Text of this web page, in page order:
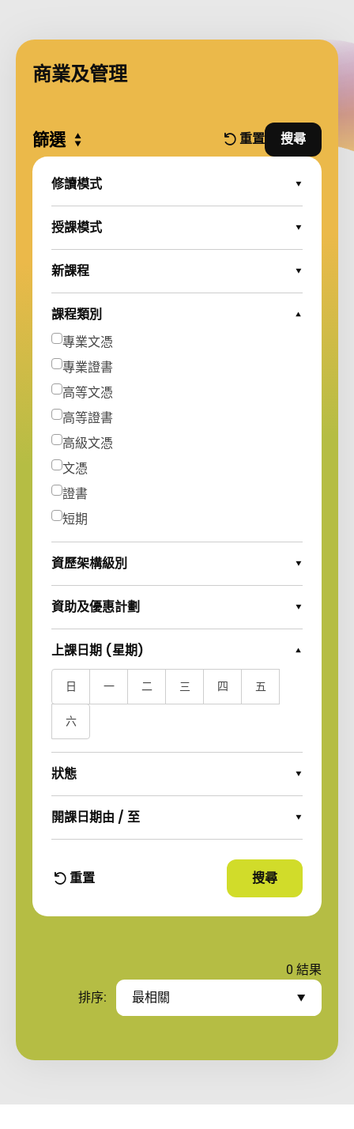
商業及管理
Expand all
篩選 重置
篩選條件
搜尋
並使用篩
修讀模式
Expand Options
授課模式
Expand Options
新課程
Expand Options
課程類別
Collapse Options
專業文憑
專業證書
高等文憑
高等證書
高級文憑
文憑
證書
短期
資歷架構級別
Expand Options
資助及優惠計劃
Expand Options
上課日期 (星期)
Collapse Options
日 一 二 三 四 五
六
狀態
Expand Options
開課日期由 / 至
Expand Options
篩選條件
重置 使用篩選條件
搜尋
0 結果
排序:
最相關